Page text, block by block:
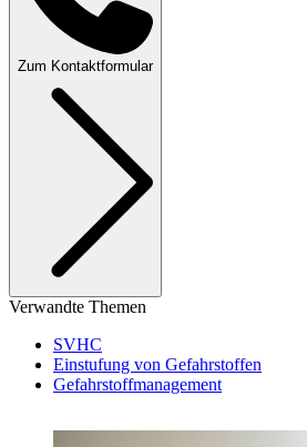
Zum Kontaktformular
Verwandte Themen
SVHC
Einstufung von Gefahrstoffen
Gefahrstoffmanagement